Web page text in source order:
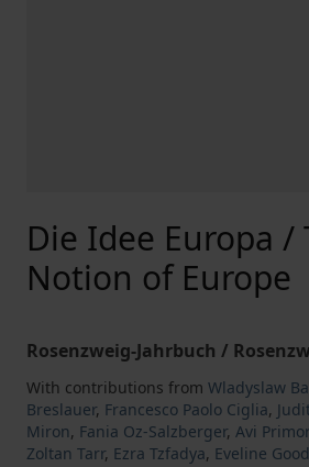
Die Idee Europa /
Notion of Europe
Rosenzweig-Jahrbuch /
With contributions from Wladyslaw
Breslauer, Francesco Paolo Ciglia,
Miron, Fania Oz-Salzberger, Avi Primor
Zoltan Tarr, Ezra Tzfadya, Eveline